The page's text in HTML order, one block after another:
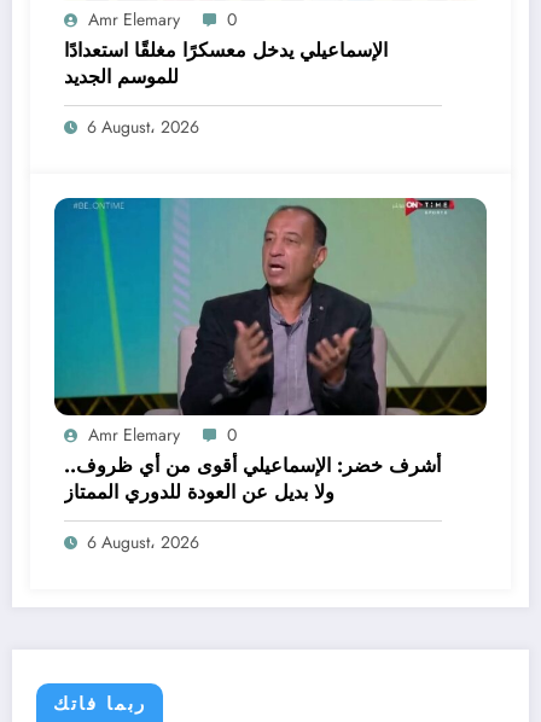
Amr Elemary 0
الإسماعيلي يدخل معسكرًا مغلقًا استعدادًا
للموسم الجديد
6 August، 2026
Amr Elemary 0
أشرف خضر: الإسماعيلي أقوى من أي ظروف..
ولا بديل عن العودة للدوري الممتاز
6 August، 2026
ربما فاتك